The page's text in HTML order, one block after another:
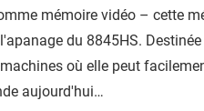
mémoire vidéo – cette
du 8845HS.
où elle peut
aujourd'hui…